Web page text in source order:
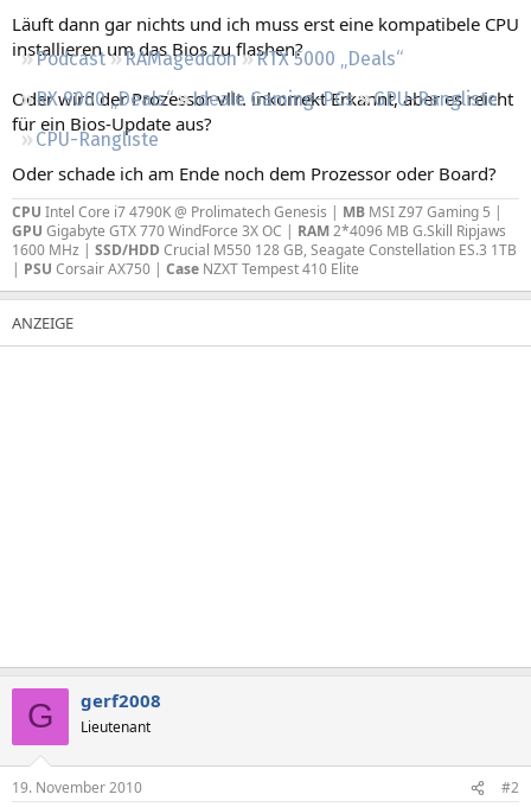
Podcast RAMageddon
RTX 5000 „Deals“
RX 9000 „Deals“
Ideale Gaming-PCs
GPU-Rangliste
CPU-Rangliste
Läuft dann gar nichts und ich muss erst eine kompatibele CPU
installieren um das Bios zu flashen?
Oder wird der Prozessor vllt. inkorrekt Erkannt, aber es reicht
für ein Bios-Update aus?
Oder schade ich am Ende noch dem Prozessor oder Board?
CPU Intel Core i7 4790K @ Prolimatech Genesis | MB MSI Z97 Gaming 5 |
GPU Gigabyte GTX 770 WindForce 3X OC | RAM2*4096 MB G.Skill Ripjaws
1600 MHz | SSD/HDD Crucial M550 128 GB, Seagate Constellation ES.3 1TB
| PSU Corsair AX750 | Case NZXT Tempest 410 Elite
G gerf2008
Lieutenant
19. November 2010 #2